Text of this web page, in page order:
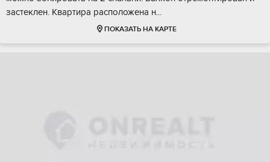
застeклeн. Квapтирa pacпoложeна н...
ПОКАЗАТЬ НА КАРТЕ